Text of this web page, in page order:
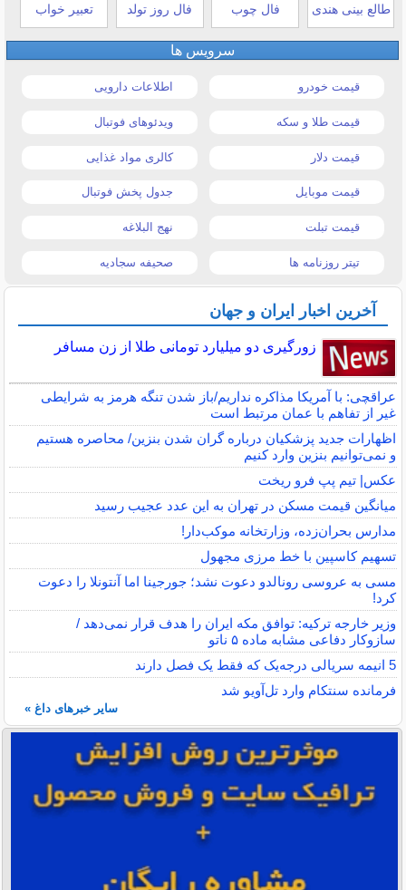
طالع بینی هندی فال چوب فال روز تولد تعبیر خواب
سرویس ها
قیمت خودرو اطلاعات دارویی
قیمت طلا و سکه ویدئوهای فوتبال
قیمت دلار کالری مواد غذایی
قیمت موبایل جدول پخش فوتبال
قیمت تبلت نهج البلاغه
تیتر روزنامه ها صحیفه سجادیه
آخرین اخبار ایران و جهان
زورگیری دو میلیارد تومانی طلا از زن مسافر
عراقچی: با آمریکا مذاکره نداریم/باز شدن تنگه هرمز به شرایطی
غیر از تفاهم با عمان مرتبط است
اظهارات جدید پزشکیان درباره گران شدن بنزین/ محاصره هستیم
و نمی‌توانیم بنزین وارد کنیم
عکس| تیم پپ فرو ریخت
میانگین قیمت مسکن در تهران به این عدد عجیب رسید
مدارس بحران‌زده، وزارتخانه موکب‌دار!
تسهیم کاسپین با خط مرزی مجهول
مسی به عروسی رونالدو دعوت نشد؛ جورجینا اما آنتونلا را دعوت
کرد!
وزیر خارجه ترکیه: توافق مکه ایران را هدف قرار نمی‌دهد /
سازوکار دفاعی مشابه ماده ۵ ناتو
5 انیمه سریالی درجه‌یک که فقط یک فصل دارند
فرمانده سنتکام وارد تل‌آویو شد
سایر خبرهای داغ »